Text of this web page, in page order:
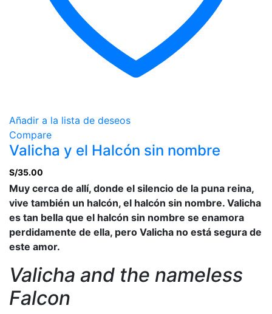
Añadir a la lista de deseos
Compare
Valicha y el Halcón sin nombre
S/35.00
Muy cerca de allí, donde el silencio de la puna reina,
vive también un halcón, el halcón sin nombre. Valicha
es tan bella que el halcón sin nombre se enamora
perdidamente de ella, pero Valicha no está segura de
este amor.
Valicha and the nameless
Falcon